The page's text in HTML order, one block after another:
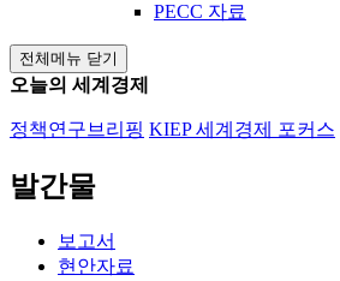
PECC 자료
전체메뉴 닫기
오늘의 세계경제
정책연구브리핑 KIEP 세계경제 포커스
발간물
보고서
현안자료